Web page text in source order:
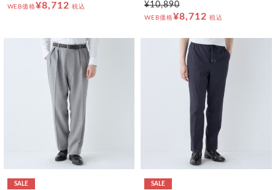
WEB価格¥8,712 税込 ¥10,890
WEB価格¥8,712 税込
SALE SALE